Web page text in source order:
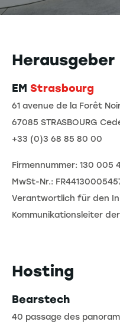
Herausgeber
EM Strasbourg
61 avenue de la Forêt
67085 STRASBOURG
+33 (0)3 68 85 80 00
Firmennummer: 130 005
MwSt-Nr.:
Verantwortlich für den
Kommunikationsleiter
Hosting
Bearstech
40 passage des